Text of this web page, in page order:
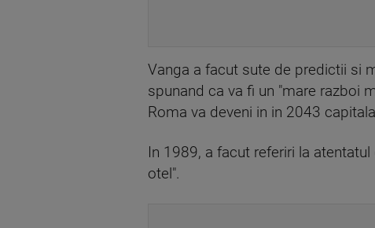
Vanga a facut sute de predictii si
spunand ca va fi un "mare razboi
Roma va deveni in in 2043
In 1989, a facut referiri la
otel".